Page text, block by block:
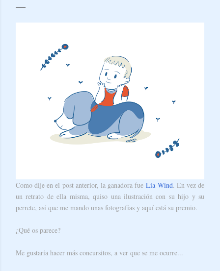
Como dije en el post anterior, la ganadora fueLía Wind. En vez de
un retrato de ella misma, quiso una ilustración con su hijo y su
perrete, así que me mando unas fotografías y aquí está su premio.
¿Qué os parece?
Me gustaría hacer más concursitos, a ver que se me ocurre...